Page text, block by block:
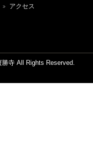
アクセス
寺 All Rights Reserved.